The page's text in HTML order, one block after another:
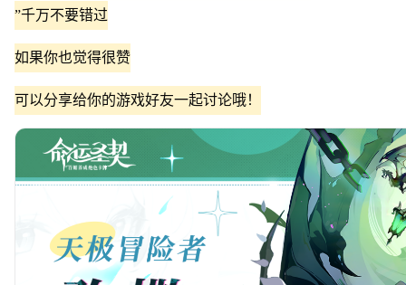
”千万不要错过
如果你也觉得很赞
可以分享给你的游戏好友一起讨论哦！